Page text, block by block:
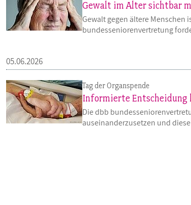
Gewalt im Alter sichtbar
Gewalt gegen ältere Menschen
bundesseniorenvertretung
05.06.2026
Tag der Organspende
Informierte Entscheidung
Die dbb
auseinanderzusetzen und